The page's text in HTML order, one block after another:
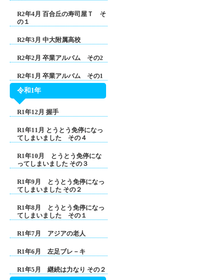
R2年4月 百合丘の寿司屋Ｔ そ
の１
R2年3月 中大附属高校
R2年2月 卒業アルバム その2
R2年1月 卒業アルバム その1
令和1年
R1年12月 握手
R1年11月 とうとう免停になっ
てしまいました その４
R1年10月 とうとう免停にな
ってしまいました その３
R1年9月 とうとう免停になっ
てしまいました その２
R1年8月 とうとう免停になっ
てしまいました その１
R1年7月 アジアの老人
R1年6月 左足ブレ－キ
R1年5月 継続は力なり その２